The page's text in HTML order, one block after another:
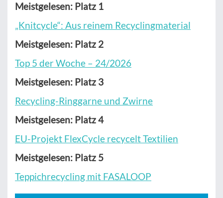
Meistgelesen: Platz 1
„Knitcycle“: Aus reinem Recyclingmaterial
Meistgelesen: Platz 2
Top 5 der Woche – 24/2026
Meistgelesen: Platz 3
Recycling-Ringgarne und Zwirne
Meistgelesen: Platz 4
EU-Projekt FlexCycle recycelt Textilien
Meistgelesen: Platz 5
Teppichrecycling mit FASALOOP